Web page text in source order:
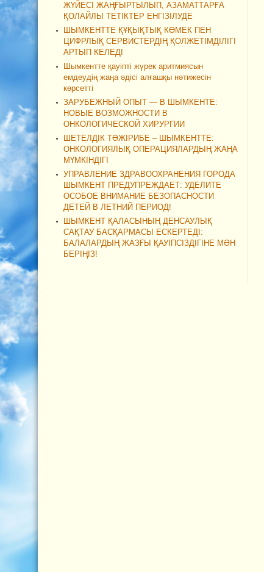
ЖҮЙЕСІ ЖАҢҒЫРТЫЛЫП, АЗАМАТТАРҒА
ҚОЛАЙЛЫ ТЕТІКТЕР ЕНГІЗІЛУДЕ
ШЫМКЕНТТЕ ҚҰҚЫҚТЫҚ КӨМЕК ПЕН
ЦИФРЛЫҚ СЕРВИСТЕРДІҢ ҚОЛЖЕТІМДІЛІГІ
АРТЫП КЕЛЕДІ
Шымкентте қауіпті жүрек аритмиясын
емдеудің жаңа әдісі алғашқы нәтижесін
көрсетті
ЗАРУБЕЖНЫЙ ОПЫТ — В ШЫМКЕНТЕ:
НОВЫЕ ВОЗМОЖНОСТИ В
ОНКОЛОГИЧЕСКОЙ ХИРУРГИИ
ШЕТЕЛДІК ТӘЖІРИБЕ – ШЫМКЕНТТЕ:
ОНКОЛОГИЯЛЫҚ ОПЕРАЦИЯЛАРДЫҢ ЖАҢА
МҮМКІНДІГІ
УПРАВЛЕНИЕ ЗДРАВООХРАНЕНИЯ ГОРОДА
ШЫМКЕНТ ПРЕДУПРЕЖДАЕТ: УДЕЛИТЕ
ОСОБОЕ ВНИМАНИЕ БЕЗОПАСНОСТИ
ДЕТЕЙ В ЛЕТНИЙ ПЕРИОД!
ШЫМКЕНТ ҚАЛАСЫНЫҢ ДЕНСАУЛЫҚ
САҚТАУ БАСҚАРМАСЫ ЕСКЕРТЕДІ:
БАЛАЛАРДЫҢ ЖАЗҒЫ ҚАУІПСІЗДІГІНЕ МӘН
БЕРІҢІЗ!